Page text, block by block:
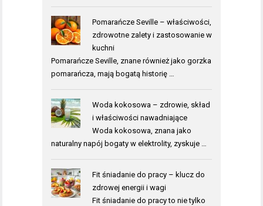
Pomarańcze Seville – właściwości,
zdrowotne zalety i zastosowanie w
kuchni
Pomarańcze Seville, znane również jako gorzka
pomarańcza, mają bogatą historię …
Woda kokosowa – zdrowie, skład
i właściwości nawadniające
Woda kokosowa, znana jako
naturalny napój bogaty w elektrolity, zyskuje …
Fit śniadanie do pracy – klucz do
zdrowej energii i wagi
Fit śniadanie do pracy to nie tylko